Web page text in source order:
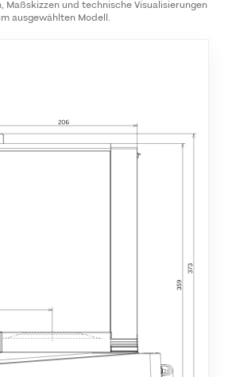
Maßskizzen und technische Visualisierungen
ausgewählten Modell.